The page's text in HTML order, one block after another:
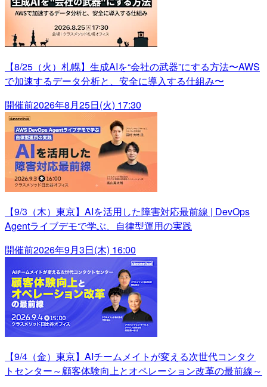
【8/25（火）札幌】生成AIを“会社の武器”にする方法〜AWS
で加速するデータ分析と、安全に導入する仕組み〜
開催前2026年8月25日(火) 17:30
【9/3（木）東京】AIを活用した障害対応最前線 | DevOps
Agentライブデモで学ぶ、自律型運用の実践
開催前2026年9月3日(木) 16:00
【9/4（金）東京】AIチームメイトが変える次世代コンタク
トセンター～顧客体験向上とオペレーション改革の最前線～